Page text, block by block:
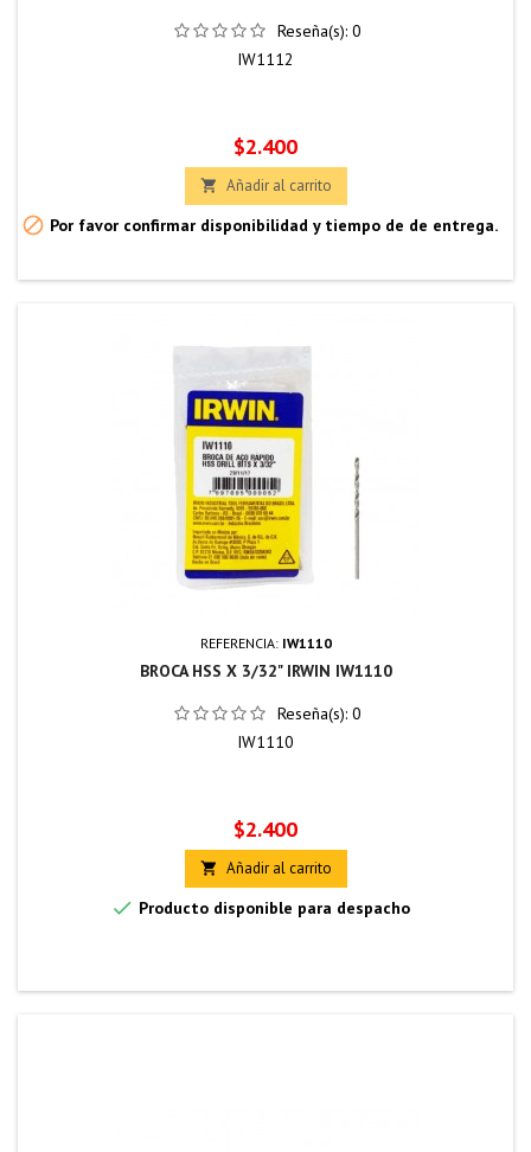
Reseña(s): 0
IW1112
Precio
$2.400
 Añadir al carrito
 Por favor confirmar disponibilidad y tiempo de de entrega.
REFERENCIA: IW1110
BROCA HSS X 3/32" IRWIN IW1110
Reseña(s): 0
IW1110
Precio
$2.400
 Añadir al carrito
 Producto disponible para despacho